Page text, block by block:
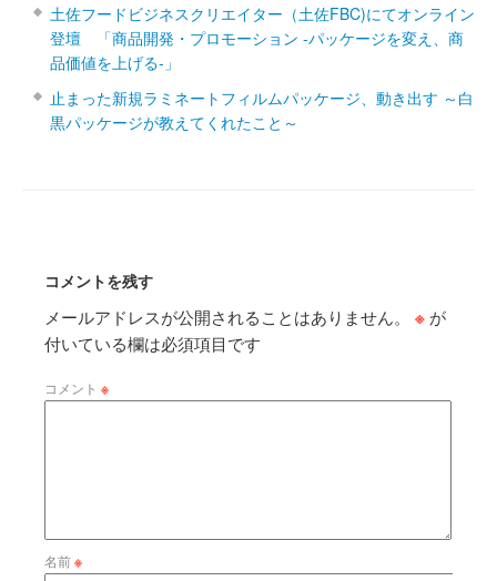
土佐フードビジネスクリエイター（土佐FBC)にてオンライン
登壇 「商品開発・プロモーション ‐パッケージを変え、商
品価値を上げる‐」
止まった新規ラミネートフィルムパッケージ、動き出す ～白
黒パッケージが教えてくれたこと～
コメントを残す
メールアドレスが公開されることはありません。 ※ が
付いている欄は必須項目です
コメント ※
名前※